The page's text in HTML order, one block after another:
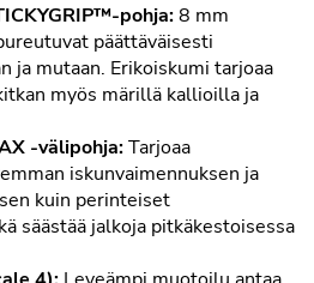
pohja:8 mm
päättäväisesti
ja mutaan. Erikoiskumi tarjoaa
myös märillä kallioilla ja
-välipohja:Tarjoaa
iskunvaimennuksen ja
kuin perinteiset
säästää jalkoja pitkäkestoisessa